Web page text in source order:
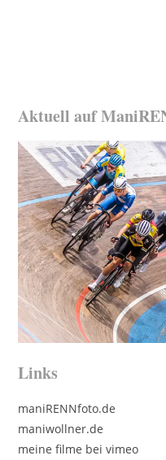
Aktuell auf
Links
maniRENNfoto.de
maniwollner.de
meine filme bei vimeo